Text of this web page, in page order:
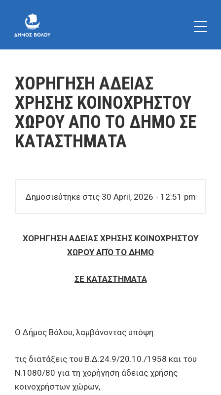
ΧΟΡΗΓΗΣΗ ΑΔΕΙΑΣ
ΧΡΗΣΗΣ ΚΟΙΝΟΧΡΗΣΤΟΥ
ΧΩΡΟΥ ΑΠΟ ΤΟ ΔΗΜΟ ΣΕ
ΚΑΤΑΣΤΗΜΑΤΑ
Δημοσιεύτηκε στις 30 April, 2026 - 12:51 pm
ΧΟΡΗΓΗΣΗ ΑΔΕΙΑΣ ΧΡΗΣΗΣ ΚΟΙΝΟΧΡΗΣΤΟΥ
ΧΩΡΟΥ ΑΠΌ ΤΟ ΔΗΜΟ
ΣΕ ΚΑΤΑΣΤΗΜΑΤΑ
Ο Δήμος Βόλου, λαμβάνοντας υπόψη:
τις διατάξεις του Β.Δ.24.9/20.10./1958 και του
Ν.1080/80 για τη χορήγηση άδειας χρήσης
κοινοχρήστων χώρων,